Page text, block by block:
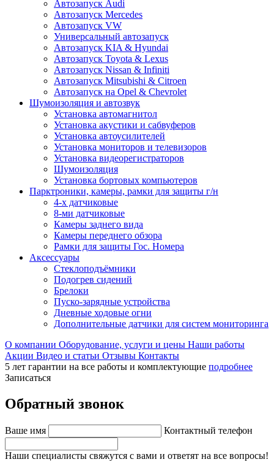
Автозапуск Audi
Автозапуск Mercedes
Автозапуск VW
Универсальный автозапуск
Автозапуск KIA & Hyundai
Автозапуск Toyota & Lexus
Автозапуск Nissan & Infiniti
Автозапуск Mitsubishi & Citroen
Автозапуск на Opel & Chevrolet
Шумоизоляция и автозвук
Установка автомагнитол
Установка акустики и сабвуферов
Установка автоусилителей
Установка мониторов и телевизоров
Установка видеорегистраторов
Шумоизоляция
Установка бортовых компьютеров
Парктроники, камеры, рамки для защиты г/н
4-х датчиковые
8-ми датчиковые
Камеры заднего вида
Камеры переднего обзора
Рамки для защиты Гос. Номера
Аксессуары
Стеклоподъёмники
Подогрев сидений
Брелоки
Пуско-зарядные устройства
Дневные ходовые огни
Дополнительные датчики для систем мониторинга
О компании Оборудование, услуги и цены Наши работы
Акции Видео и статьи Отзывы Контакты
5 лет гарантии на все работы и комплектующие подробнее
Записаться
Обратный звонок
Ваше имя Контактный телефон
Наши специалисты свяжутся с вами и ответят на все вопросы!